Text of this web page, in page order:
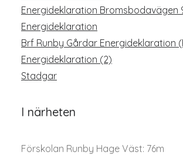
Energideklaration Bromsbodavägen
Energideklaration
Brf Runby Gårdar Energideklaration
Energideklaration (2)
Stadgar
I närheten
Förskolan Runby Hage Väst: 76m